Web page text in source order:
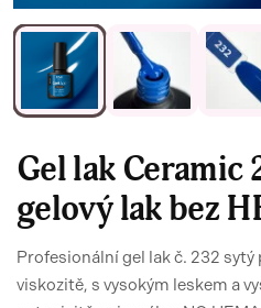
Gel lak Ceramic
gelový lak bez
Profesionální gel lak č. 232
viskozitě, s vysokým leskem a